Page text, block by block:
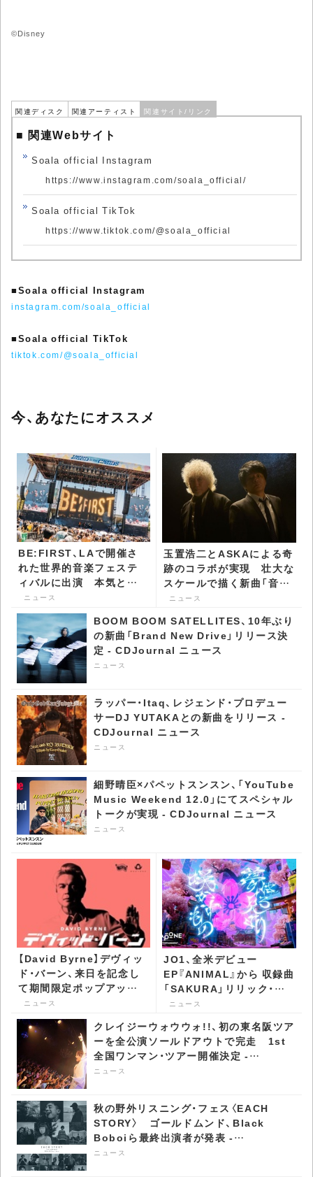
©Disney
関連ディスク 関連アーティスト 関連サイト/リンク
■ 関連Webサイト
Soala official Instagram
https://www.instagram.com/soala_official/
Soala official TikTok
https://www.tiktok.com/@soala_official
■Soala official Instagram
instagram.com/soala_official
■Soala official TikTok
tiktok.com/@soala_official
今、あなたにオススメ
BE:FIRST、LAで開催さ
れた世界的音楽フェステ
ィバルに出演 本気と気
迫に満ちたノンストップ
のステージ披露 -
CDJournal ニュース
ニュース
玉置浩二とASKAによる奇
跡のコラボが実現 壮大な
スケールで描く新曲「音銀
河」リリース決定 -
ニュース
BOOM BOOM SATELLITES、10年ぶり
の新曲「Brand New Drive」リリース決
定 - CDJournal ニュース
ニュース
ラッパー・Itaq、レジェンド・プロデュー
サーDJ YUTAKAとの新曲をリリース -
CDJournal ニュース
ニュース
細野晴臣×パペットスンスン、「YouTube
Music Weekend 12.0」にてスペシャル
トークが実現 - CDJournal ニュース
ニュース
【David Byrne】デヴィッ
ド・バーン、来日を記念し
て期間限定ポップアップ・
ストアが代官山 蔦屋書店
で開催決定 - CDJournal
ニュース
ニュース
JO1、全米デビュー
EP『ANIMAL』から 収録曲
「SAKURA」リリック・ビ
デオ公開 - CDJournal ニ
ニュース
クレイジーウォウウォ!!、初の東名阪ツア
ーを全公演ソールドアウトで完走 1st
全国ワンマン・ツアー開催決定 -
CDJournal ニュース
ニュース
秋の野外リスニング・フェス〈EACH
STORY〉 ゴールドムンド、Black
Boboiら最終出演者が発表 -
CDJournal ニュース
ニュース